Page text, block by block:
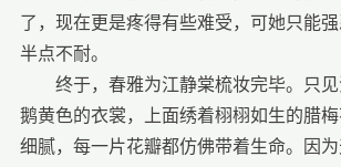
了，现在更是疼得有些难受，可她只能
半点不耐。
终于，春雅为江静棠梳妆完毕。只
鹅黄色的衣裳，上面绣着栩栩如生的腊
细腻，每一片花瓣都仿佛带着生命。因